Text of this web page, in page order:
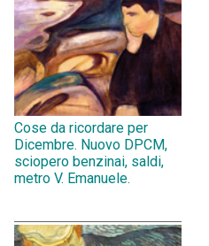
Cose da ricordare per
Dicembre. Nuovo DPCM,
sciopero benzinai, saldi,
metro V. Emanuele.